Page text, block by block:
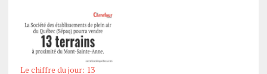
Le chiffre du jour: 13